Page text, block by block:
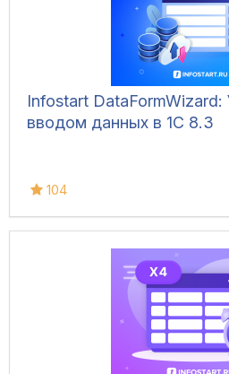
Infostart DataFormWizard:
вводом данных в 1С 8.3
104